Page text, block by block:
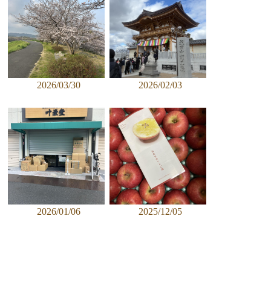
2026/03/30 2026/02/03
2026/01/06 2025/12/05